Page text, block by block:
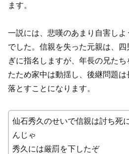
ます。
一説には、悲嘆のあまり自害し
でした。信親を失った元親は、四
ぎに指名しますが、年長の兄た
たため家中は動揺し、後継問題
落とすことになります。
仙石秀久のせいで信親は討ち死
んじゃ
秀久には厳罰を下したぞ